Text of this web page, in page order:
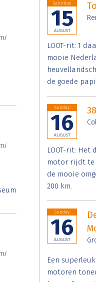
Saturday
15
AUGUST
LOOT-rit: 1
mooie
de goede
Sunday
16
AUGUST
LOOT-rit: Het
motor rijdt te
de mooie
200 km.
Sunday
16
AUGUST
Een
motoren